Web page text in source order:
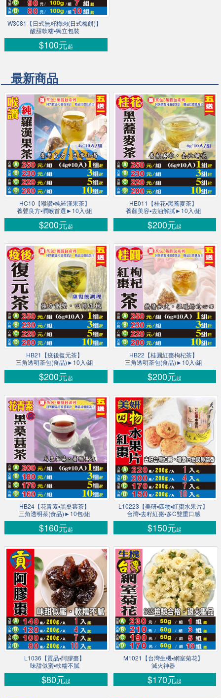
W3081【日式無籽梅肉(日式梅餅)】
酸甜軟糯▪獨立包裝
$100元起
最新商品
HC10【喉讚▪純羅漢果茶】
養聲良方▪潤喉首選►10入/組
$200元起
HE011【桂花▪黑蕎麥茶】
養顏美容▪去油解膩►10入/組
$200元起
HB21【疫後復元茶】
三角透明茶包(食品)►10入/組
$200元起
HB22【桂圓紅棗枸杞茶】
三角透明茶包(食品)►10入/組
$200元起
HB24【花青素▪黑桑葚茶】
三角透明茶(食品)►10包/組
$160元起
L10223【美研▪四物▪紅棗水果片】
台灣▪去籽紅棗▪多C雙重口感
$150元起
L1036【貢品▪阿膠棗】
味甜似蜜▪軟糯不膩
$80元起
M1021【台灣生機▪網室菊花】
滅火神器
$170元起